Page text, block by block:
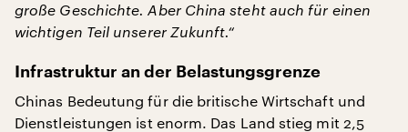
große Geschichte. Aber China steht auch für einen
wichtigen Teil unserer Zukunft.“
Infrastruktur an der Belastungsgrenze
Chinas Bedeutung für die britische Wirtschaft und
Dienstleistungen ist enorm. Das Land stieg mit 2,5